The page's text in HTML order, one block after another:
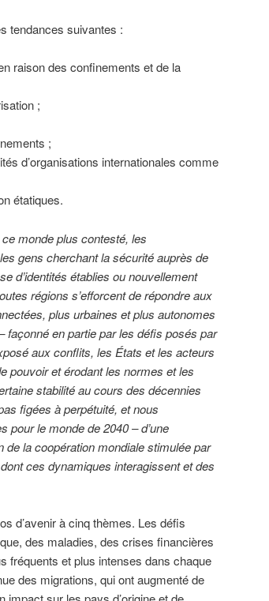
tendances suivantes :
raison des confinements et de la
;
;
d’organisations internationales comme
étatiques.
monde plus contesté, les
gens cherchant la sécurité auprès de
d’identités établies ou nouvellement
régions s’efforcent de répondre aux
plus urbaines et plus autonomes
façonné en partie par les défis posés par
aux conflits, les États et les acteurs
pouvoir et érodant les normes et les
stabilité au cours des décennies
figées à perpétuité, et nous
pour le monde de 2040 – d’une
la coopération mondiale stimulée par
ces dynamiques interagissent et des
d’avenir à cinq thèmes. Les défis
des maladies, des crises financières
fréquents et plus intenses dans chaque
des migrations, qui ont augmenté de